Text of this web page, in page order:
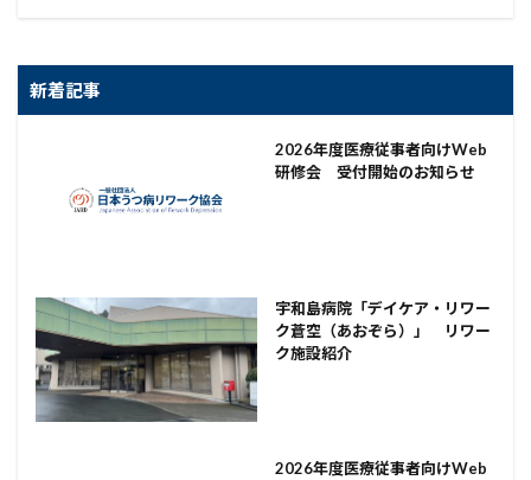
新着記事
2026年度医療従事者向けWeb
研修会 受付開始のお知らせ
宇和島病院「デイケア・リワー
ク蒼空（あおぞら）」 リワー
ク施設紹介
2026年度医療従事者向けWeb